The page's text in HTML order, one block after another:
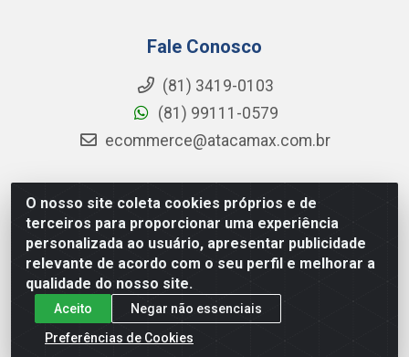
O nosso site coleta cookies próprios e de
terceiros para proporcionar uma experiência
personalizada ao usuário, apresentar publicidade
relevante de acordo com o seu perfil e melhorar a
qualidade do nosso site.
Aceito
Negar não essenciais
Preferências de Cookies
Fale Conosco
(81) 3419-0103
(81) 99111-0579
ecommerce@atacamax.com.br
Atacamax Importadora de Alimentos LTDA - RODOVIA BR-
101 - SUL, KM 79,60 GP E GALPAO:D - Muribeca, Jaboatão dos
Guararapes - PE, 54355-010 - CNPJ 08.305.623/0001-84